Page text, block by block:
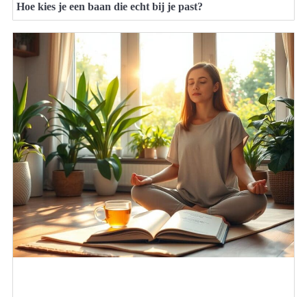
Hoe kies je een baan die echt bij je past?